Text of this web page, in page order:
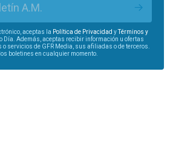
A.M.
aceptas la Política de Privacidad yTérminos y
Día. Además, aceptas recibir información u ofertas
servicios de GFR Media, sus afiliadas o de terceros.
boletines en cualquier momento.